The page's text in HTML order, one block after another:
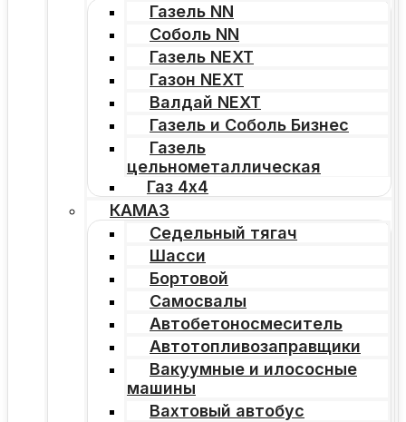
Газель NN
Соболь NN
Газель NEXT
Газон NEXT
Валдай NEXT
Газель и Соболь Бизнес
Газель
цельнометаллическая
Газ 4х4
КАМАЗ
Седельный тягач
Шасси
Бортовой
Самосвалы
Автобетоносмеситель
Автотопливозаправщики
Вакуумные и илососные
машины
Вахтовый автобус